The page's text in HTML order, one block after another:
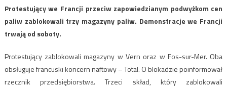
Protestujący we Francji przeciw zapowiedzianym podwyżkom cen
paliw zablokowali trzy magazyny paliw. Demonstracje we Francji
trwają od soboty.
Protestujący zablokowali magazyny w Vern oraz w Fos-sur-Mer. Oba
obsługuje francuski koncern naftowy – Total. O blokadzie poinformował
rzecznik przedsiębiorstwa. Trzeci skład, który zablokowali